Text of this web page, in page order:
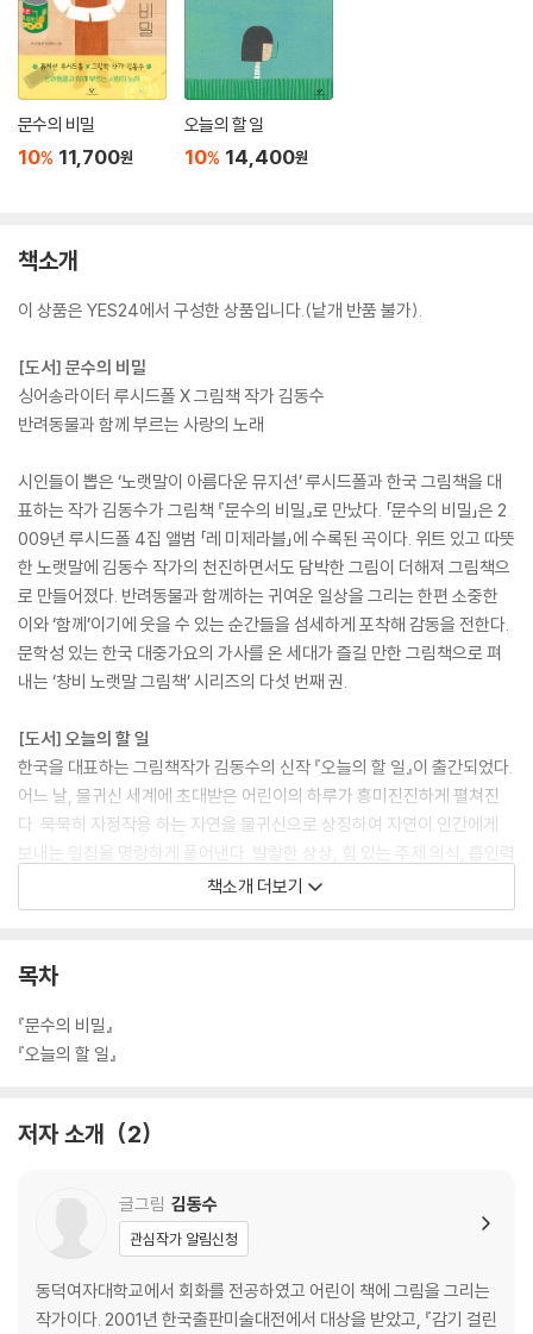
문수의 비밀
10% 11,700원
오늘의 할 일
10% 14,400원
책소개
이 상품은 YES24에서 구성한 상품입니다.(낱개 반품 불가).
[도서] 문수의 비밀
싱어송라이터 루시드폴 X 그림책 작가 김동수
반려동물과 함께 부르는 사랑의 노래
시인들이 뽑은 ‘노랫말이 아름다운 뮤지션’ 루시드폴과 한국 그림책을 대
표하는 작가 김동수가 그림책 『문수의 비밀』로 만났다. 「문수의 비밀」은 2
009년 루시드폴 4집 앨범 「레 미제라블」에 수록된 곡이다. 위트 있고 따뜻
한 노랫말에 김동수 작가의 천진하면서도 담박한 그림이 더해져 그림책으
로 만들어졌다. 반려동물과 함께하는 귀여운 일상을 그리는 한편 소중한
이와 ‘함께’이기에 웃을 수 있는 순간들을 섬세하게 포착해 감동을 전한다.
문학성 있는 한국 대중가요의 가사를 온 세대가 즐길 만한 그림책으로 펴
내는 ‘창비 노랫말 그림책’ 시리즈의 다섯 번째 권.
[도서] 오늘의 할 일
한국을 대표하는 그림책작가 김동수의 신작 『오늘의 할 일』이 출간되었다.
어느 날, 물귀신 세계에 초대받은 어린이의 하루가 흥미진진하게 펼쳐진
다. 묵묵히 자정작용 하는 자연을 물귀신으로 상징하여 자연이 인간에게
보내는 일침을 명랑하게 풀어낸다. 발랄한 상상, 힘 있는 주제 의식, 흡인력
있는 모험 이야기가 독자를 처음 만나는 세계에 몰입하게 한다. 아름다운
색감으로 환경 위기 시대를 살아가는 오늘날 우리가 해야 할 일을 돌아보
책소개 더보기
목차
『문수의 비밀』
『오늘의 할 일』
저자 소개 2
글그림 김동수
관심작가 알림신청
동덕여자대학교에서 회화를 전공하였고 어린이 책에 그림을 그리는
작가이다. 2001년 한국출판미술대전에서 대상을 받았고, 『감기 걸린